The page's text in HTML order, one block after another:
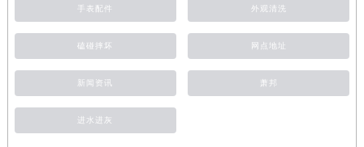
手表配件 外观清洗
磕碰摔坏 网点地址
新闻资讯 萧邦
进水进灰